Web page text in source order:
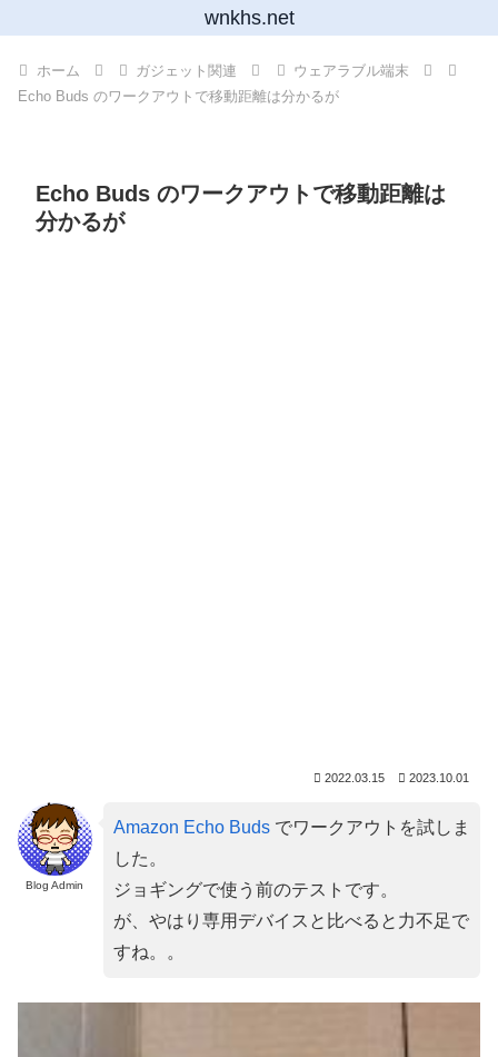
wnkhs.net
ホーム ガジェット関連
ウェアラブル端末
Echo Buds のワークアウトで移動距離は分かるが
Echo Buds のワークアウトで移動距離は
分かるが
2022.03.15 2023.10.01
Blog Admin
Amazon Echo Buds でワークアウトを試しま
した。
ジョギングで使う前のテストです。
が、やはり専用デバイスと比べると力不足で
すね。。